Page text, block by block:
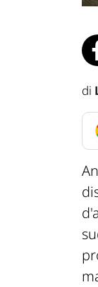
di